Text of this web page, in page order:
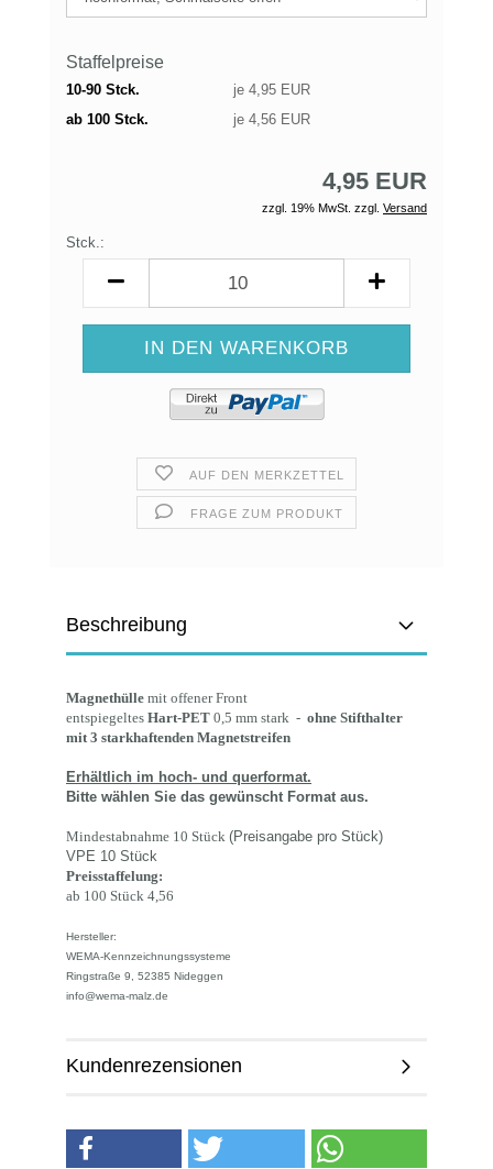
Staffelpreise
10-90 Stck.
je 4,95 EUR
ab 100 Stck.
je 4,56 EUR
4,95 EUR
zzgl. 19% MwSt. zzgl. Versand
Stck.:
AUF DEN MERKZETTEL
FRAGE ZUM PRODUKT
Beschreibung
Magnethülle mit offener Front
entspiegeltes Hart-PET 0,5 mm stark - ohne Stifthalter
mit 3 starkhaftenden Magnetstreifen
Erhältlich im hoch- und querformat.
Bitte wählen Sie das gewünscht Format aus.
Mindestabnahme 10 Stück (Preisangabe pro Stück)
VPE 10 Stück
Preisstaffelung:
ab 100 Stück 4,56
Hersteller:
WEMA-Kennzeichnungssysteme
Ringstraße 9, 52385 Nideggen
info@wema-malz.de
Kundenrezensionen